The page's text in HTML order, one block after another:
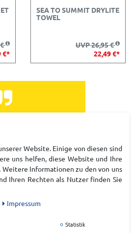
€
€*
SEA TO SUMMIT DRYLITE
TOWEL
UVP 26,95 €
22,49 €*
08.08.2026
Website. Einige von diesen sind
uns helfen, diese Website und Ihre
Weitere Informationen zu den von uns
Ihren Rechten als Nutzer finden Sie
Impressum
Statistik